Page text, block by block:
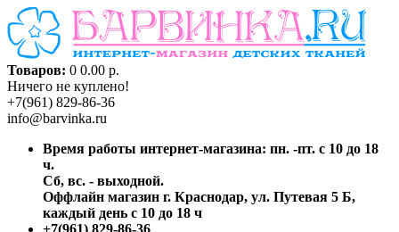
Товаров: 0 0.00 р.
Ничего не куплено!
+7(961) 829-86-36
info@barvinka.ru
Время работы интернет-магазина: пн. -пт. с 10 до 18
ч.
Сб, вс. - выходной.
Оффлайн магазин г. Краснодар, ул. Путевая 5 Б,
каждый день с 10 до 18 ч
+7(961) 829-86-36